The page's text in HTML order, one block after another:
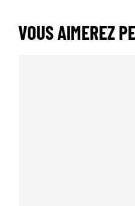
VOUS AIMEREZ